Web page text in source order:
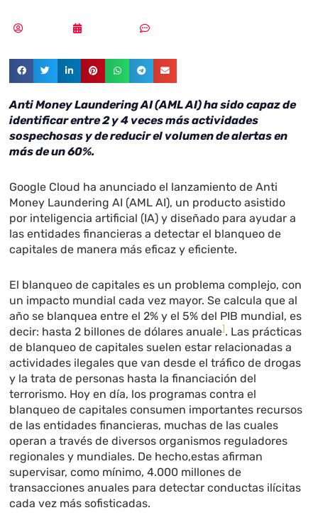
Anti Money Laundering AI (AML AI) ha sido capaz de
identificar entre 2 y 4 veces más actividades
sospechosas y de reducir el volumen de alertas en
más de un 60%.
Google Cloud ha anunciado el lanzamiento de Anti
Money Laundering AI (AML AI), un producto asistido
por inteligencia artificial (IA) y diseñado para ayudar a
las entidades financieras a detectar el blanqueo de
capitales de manera más eficaz y eficiente.
El blanqueo de capitales es un problema complejo, con
un impacto mundial cada vez mayor. Se calcula que al
año se blanquea entre el 2% y el 5% del PIB mundial, es
decir: hasta 2 billones de dólares anuale] . Las prácticas
de blanqueo de capitales suelen estar relacionadas a
actividades ilegales que van desde el tráfico de drogas
y la trata de personas hasta la financiación del
terrorismo. Hoy en día, los programas contra el
blanqueo de capitales consumen importantes recursos
de las entidades financieras, muchas de las cuales
operan a través de diversos organismos reguladores
regionales y mundiales. De hecho,estas afirman
supervisar, como mínimo, 4.000 millones de
transacciones anuales para detectar conductas ilícitas
cada vez más sofisticadas.